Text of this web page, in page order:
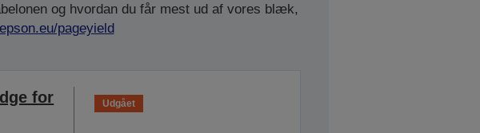
og hvordan du får mest ud af vores blæk,
pageyield
for
Udgået